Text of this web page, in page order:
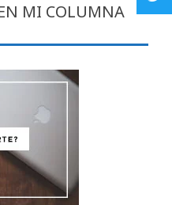
MI COLUMNA